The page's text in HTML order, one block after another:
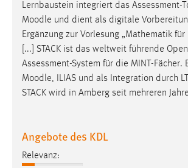
Lernbaustein integriert das Assessment-
Moodle und dient als digitale
Ergänzung zur Vorlesung „Mathematik für
[...] STACK ist das weltweit führende
Assessment-System für die MINT-Fächer.
Moodle, ILIAS und als Integration durch
STACK wird in Amberg seit mehreren
Angebote des KDL
Relevanz:
Cookie Laufzeit:
24 Stunden
STATISTIK
Statistik Cookies erfassen
Matomo